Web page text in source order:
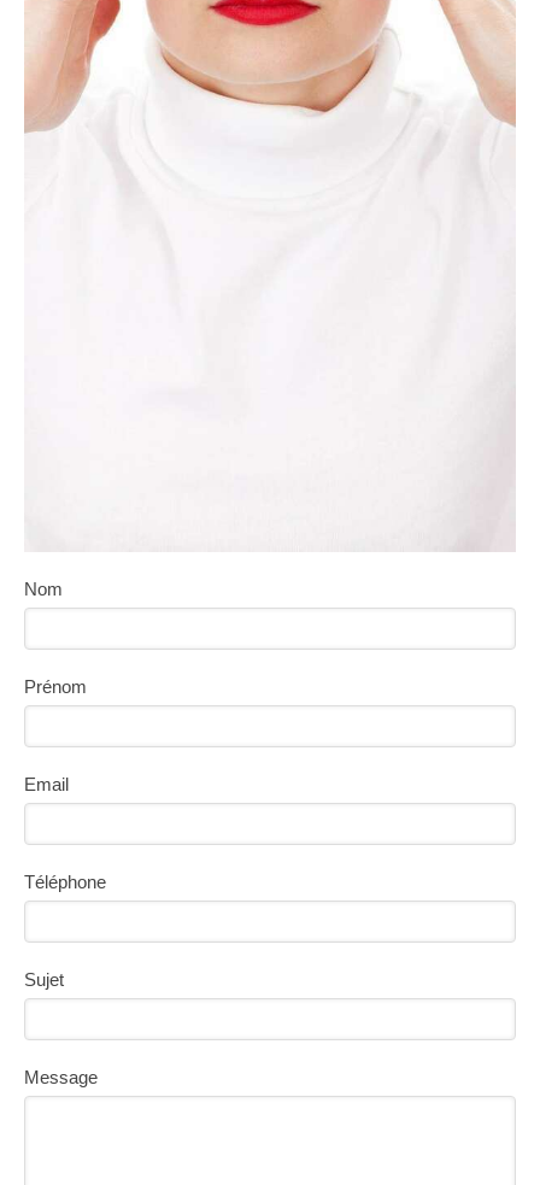
Nom
Prénom
Email
Téléphone
Sujet
Message